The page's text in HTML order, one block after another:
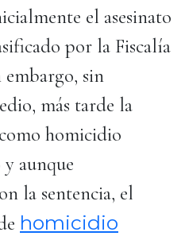
el asesinato
por la Fiscalía
sin
más tarde la
homicidio
aunque
la sentencia, el
homicidio